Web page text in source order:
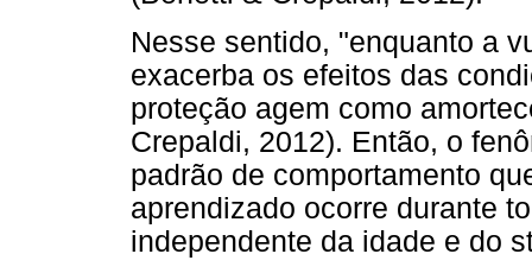
Nesse sentido, "enquanto a
exacerba os efeitos das
proteção agem como
Crepaldi, 2012). Então, o
padrão de comportamento
aprendizado ocorre durante
independente da idade e do